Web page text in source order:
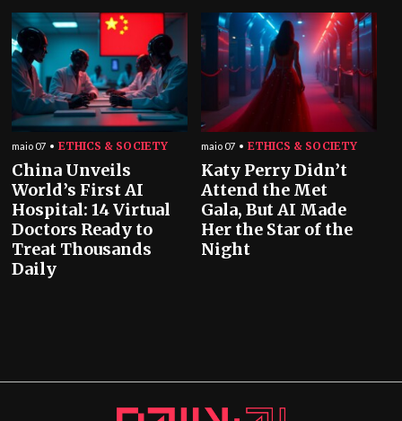
maio 07 ETHICS & SOCIETY
China Unveils
World’s First AI
Hospital: 14 Virtual
Doctors Ready to
Treat Thousands
Daily
maio 07 ETHICS & SOCIETY
Katy Perry Didn’t
Attend the Met
Gala, But AI Made
Her the Star of the
Night